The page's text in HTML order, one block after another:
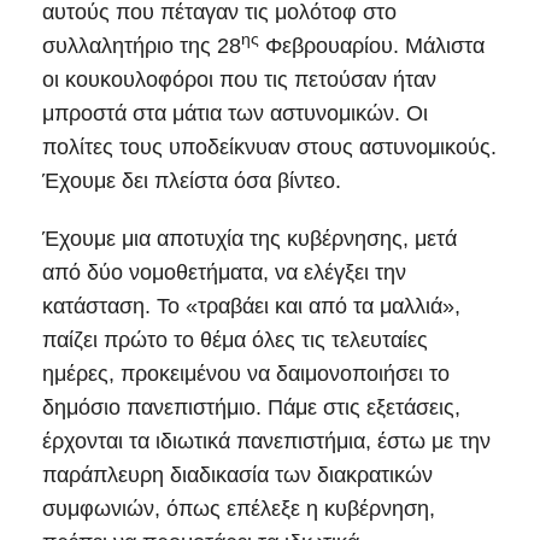
αυτούς που πέταγαν τις μολότοφ στο
συλλαλητήριο της 28ης Φεβρουαρίου. Μάλιστα
οι κουκουλοφόροι που τις πετούσαν ήταν
μπροστά στα μάτια των αστυνομικών. Οι
πολίτες τους υποδείκνυαν στους αστυνομικούς.
Έχουμε δει πλείστα όσα βίντεο.
Έχουμε μια αποτυχία της κυβέρνησης, μετά
από δύο νομοθετήματα, να ελέγξει την
κατάσταση. Το «τραβάει και από τα μαλλιά»,
παίζει πρώτο το θέμα όλες τις τελευταίες
ημέρες, προκειμένου να δαιμονοποιήσει το
δημόσιο πανεπιστήμιο. Πάμε στις εξετάσεις,
έρχονται τα ιδιωτικά πανεπιστήμια, έστω με την
παράπλευρη διαδικασία των διακρατικών
συμφωνιών, όπως επέλεξε η κυβέρνηση,